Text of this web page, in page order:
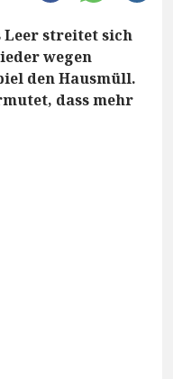
Leer streitet sich
wegen
den Hausmüll.
dass mehr